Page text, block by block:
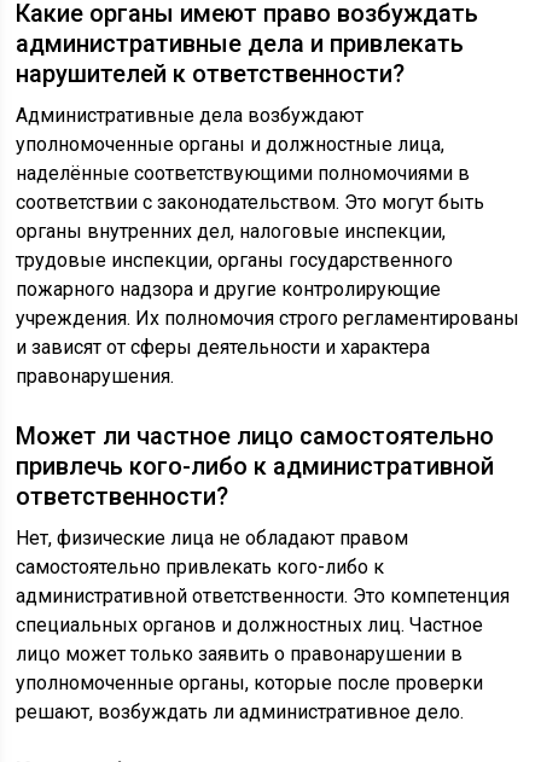
Какие органы имеют право возбуждать
административные дела и привлекать
нарушителей к ответственности?
Административные дела возбуждают
уполномоченные органы и должностные лица,
наделённые соответствующими полномочиями в
соответствии с законодательством. Это могут быть
органы внутренних дел, налоговые инспекции,
трудовые инспекции, органы государственного
пожарного надзора и другие контролирующие
учреждения. Их полномочия строго регламентированы
и зависят от сферы деятельности и характера
правонарушения.
Может ли частное лицо самостоятельно
привлечь кого-либо к административной
ответственности?
Нет, физические лица не обладают правом
самостоятельно привлекать кого-либо к
административной ответственности. Это компетенция
специальных органов и должностных лиц. Частное
лицо может только заявить о правонарушении в
уполномоченные органы, которые после проверки
решают, возбуждать ли административное дело.